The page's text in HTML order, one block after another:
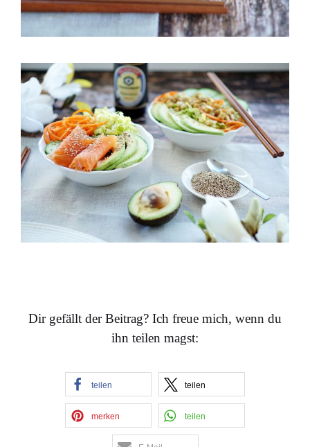
Dir gefällt der Beitrag? Ich freue mich, wenn du
ihn teilen magst:
teilen teilen
merken teilen